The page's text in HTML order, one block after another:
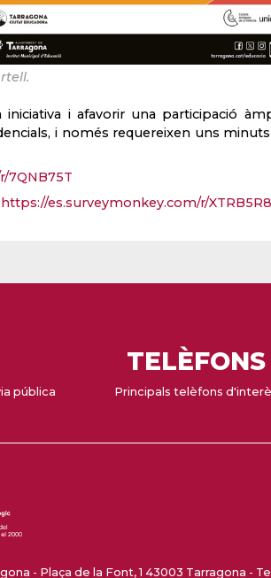
i afavorir una participació
i només requereixen uns
7QNB75T
https://es.surveymonkey.com/r/XTRB5R8
pública
TELÈFONS
Principals telèfons
- Plaça de la Font, 1 43003 Tarragona -